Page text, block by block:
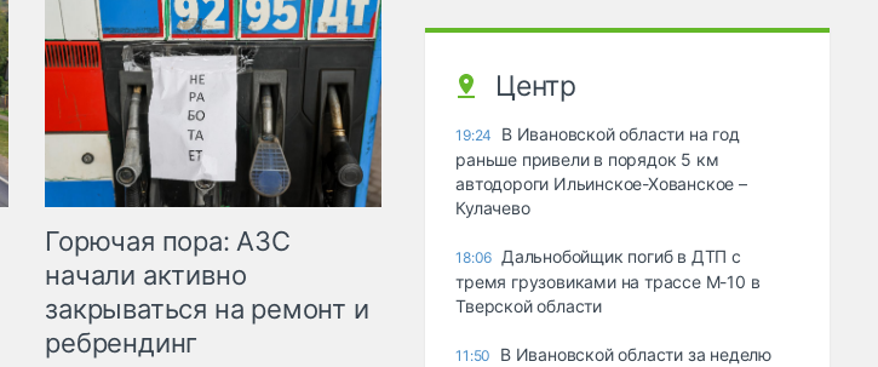
Горючая пора: АЗС
начали активно
закрываться на ремонт и
ребрендинг
Центр
19:24
В Ивановской области на год
раньше привели в порядок 5 км
автодороги Ильинское-Хованское –
Кулачево
18:06 Дальнобойщик погиб в ДТП с
тремя грузовиками на трассе М-10 в
Тверской области
11:50
В Ивановской области за неделю